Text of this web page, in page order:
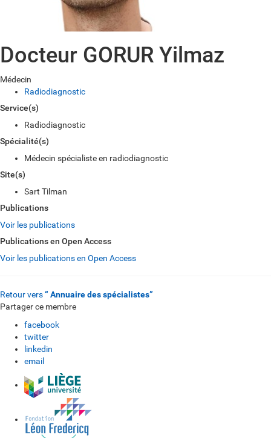
Docteur GORUR Yilmaz
Médecin
Radiodiagnostic
Service(s)
Radiodiagnostic
Spécialité(s)
Médecin spécialiste en radiodiagnostic
Site(s)
Sart Tilman
Publications
Voir les publications
Publications en Open Access
Voir les publications en Open Access
Retour vers“ Annuaire des spécialistes”
Partager ce membre
facebook
twitter
linkedin
email